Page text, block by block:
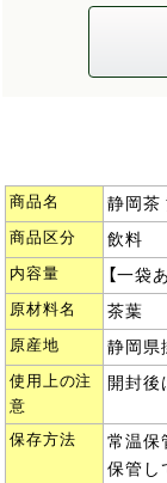
商品名 静岡茶
商品区分 飲料
内容量 【一袋
原材料名 茶葉
原産地 静岡県
使用上の注
意
開封後
保存方法
常温保
保管し